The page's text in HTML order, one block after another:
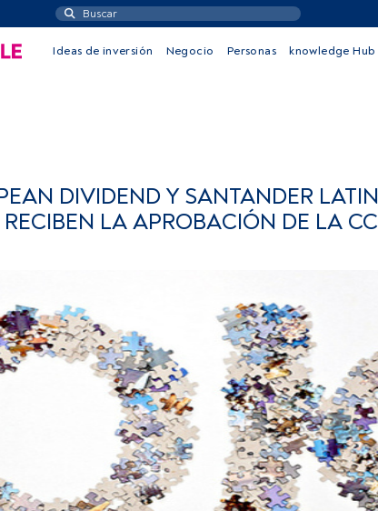
Ideas de inversión Negocio Personas knowledge Hub
DIVIDEND Y SANTANDER
LA APROBACIÓN DE LA